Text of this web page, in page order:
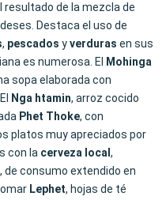
resultado de la mezcla de
Destaca el uso de
, pescados yverduras en sus
es numerosa. El
Mohinga
sopa elaborada con
Nga htamin, arroz cocido
Phet Thoke, con
platos muy apreciados por
con la cerveza local ,
de consumo extendido en
Lephet, hojas de té